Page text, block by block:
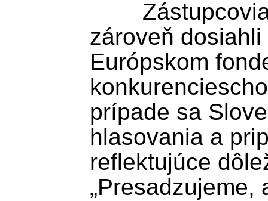
zároveň
Európskom
prípade sa
hlasovania a
reflektujúce
„Presadzujeme,